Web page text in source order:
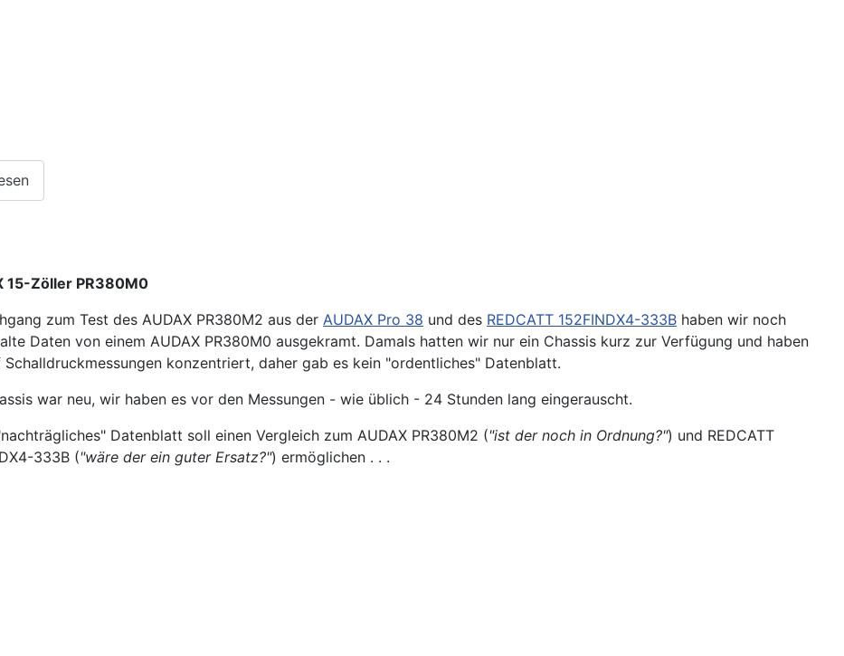
15-Zöller PR380M0
zum Test des AUDAX PR380M2 aus der AUDAX Pro 38 und des REDCATT 152FINDX4-333B haben wir noch
Daten von einem AUDAX PR380M0 ausgekramt. Damals hatten wir nur ein Chassis kurz zur Verfügung und haben
Schalldruckmessungen konzentriert, daher gab es kein "ordentliches" Datenblatt.
war neu, wir haben es vor den Messungen - wie üblich - 24 Stunden lang eingerauscht.
Datenblatt soll einen Vergleich zum AUDAX PR380M2 ("ist der noch in Ordnung?") und REDCATT
333B ("wäre der ein guter Ersatz?") ermöglichen . . .